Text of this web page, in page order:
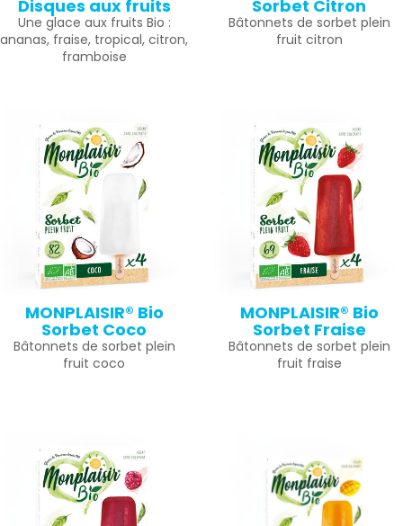
Disques aux fruits
Une glace aux fruits Bio :
ananas, fraise, tropical, citron,
framboise
Sorbet Citron
Bâtonnets de sorbet plein
fruit citron
MONPLAISIR® Bio
Sorbet Coco
Bâtonnets de sorbet plein
fruit coco
MONPLAISIR® Bio
Sorbet Fraise
Bâtonnets de sorbet plein
fruit fraise